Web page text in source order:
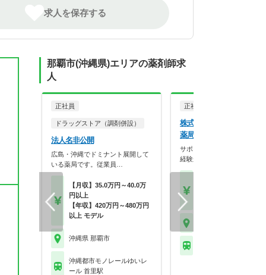
求人を保存する
那覇市(沖縄県)エリアの薬剤師求
人
正社員
ドラッグストア（調剤併設）
法人名非公開
広島・沖縄でドミナント展開して
いる薬局です。従業員…
【月収】35.0万円～40.0万
円以上
【年収】420万円～480万円
以上 モデル
沖縄県 那覇市
沖縄都市モノレールゆいレ
ール 首里駅
正社員
株式会社沖縄アイティ
薬局
サポート体制があるため、調
経験が浅い方でも安心…